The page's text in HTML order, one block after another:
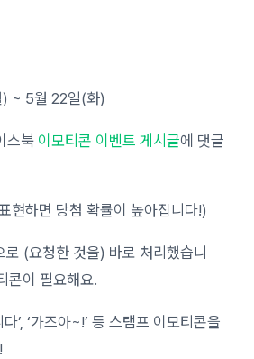
) ~ 5월 22일(화)
스북 이모티콘 이벤트 게시글에 댓글
현하면 당첨 확률이 높아집니다!)
로 (요청한 것을) 바로 처리했습니
콘이 필요해요.
’, ‘가즈아~!’ 등 스탬프 이모티콘을